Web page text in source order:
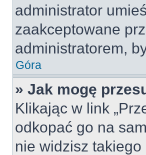
administrator
zaakceptowane
administratorem,
Góra
» Jak mogę
Klikając w link
odkopać go na
nie widzisz takiego